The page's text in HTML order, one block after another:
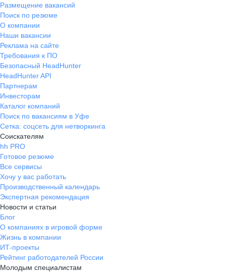
Размещение вакансий
Поиск по резюме
О компании
Наши вакансии
Реклама на сайте
Требования к ПО
Безопасный HeadHunter
HeadHunter API
Партнерам
Инвесторам
Каталог компаний
Поиск по вакансиям в Уфе
Сетка: соцсеть для нетворкинга
Соискателям
hh PRO
Готовое резюме
Все сервисы
Хочу у вас работать
Производственный календарь
Экспертная рекомендация
Новости и статьи
Блог
О компаниях в игровой форме
Жизнь в компании
ИТ-проекты
Рейтинг работодателей России
Молодым специалистам